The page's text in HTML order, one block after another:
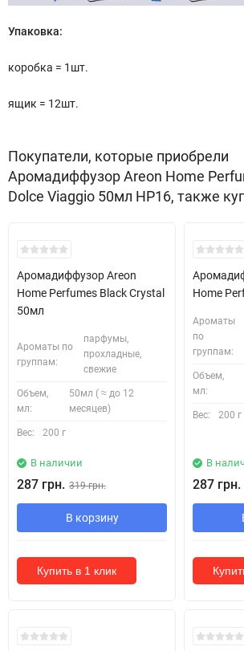
Упаковка:
коробка = 1шт.
ящик = 12шт.
Покупатели, которые приобрели
Аромадиффузор Areon Home
Dolce Viaggio 50мл HP16, также
Аромадиффузор Areon
Home Perfumes Black Crystal
50мл
Ароматы по
группам:
парфумы,
прохладные,
свежие
Объем,
мл:
50мл ( ≈ до 12
месяцев)
Вес: 200 г
В наличии
287 грн. 319 грн.
В корзину
Купить в 1 клик
Home
Ароматы
по
группам:
Объем,
мл:
Вес: 200 г
В
287 грн.